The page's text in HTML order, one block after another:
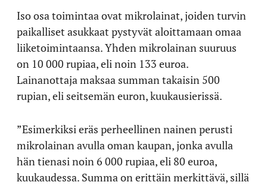
Iso osa toimintaa ovat mikrolainat, joiden turvin
paikalliset asukkaat pystyvät aloittamaan omaa
liiketoimintaansa. Yhden mikrolainan suuruus
on 10 000 rupiaa, eli noin 133 euroa.
Lainanottaja maksaa summan takaisin 500
rupian, eli seitsemän euron, kuukausierissä.
”Esimerkiksi eräs perheellinen nainen perusti
mikrolainan avulla oman kaupan, jonka avulla
hän tienasi noin 6 000 rupiaa, eli 80 euroa,
kuukaudessa. Summa on erittäin merkittävä, sillä